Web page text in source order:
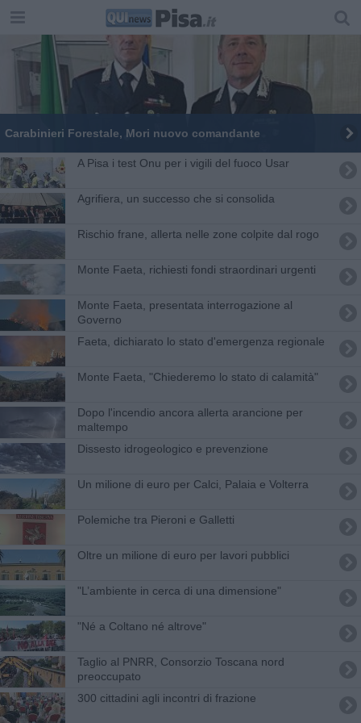
Carabinieri Forestale, Mori nuovo comandante
A Pisa i test Onu per i vigili del fuoco Usar
Agrifiera, un successo che si consolida
Rischio frane, allerta nelle zone colpite dal rogo
Monte Faeta, richiesti fondi straordinari urgenti
Monte Faeta, presentata interrogazione al
Governo
Faeta, dichiarato lo stato d'emergenza regionale
Monte Faeta, "Chiederemo lo stato di calamità"
Dopo l'incendio ancora allerta arancione per
maltempo
Dissesto idrogeologico e prevenzione
Un milione di euro per Calci, Palaia e Volterra
Polemiche tra Pieroni e Galletti
Oltre un milione di euro per lavori pubblici
​"L’ambiente in cerca di una dimensione"
"Né a Coltano né altrove"
Taglio al PNRR, Consorzio Toscana nord
preoccupato
300 cittadini agli incontri di frazione